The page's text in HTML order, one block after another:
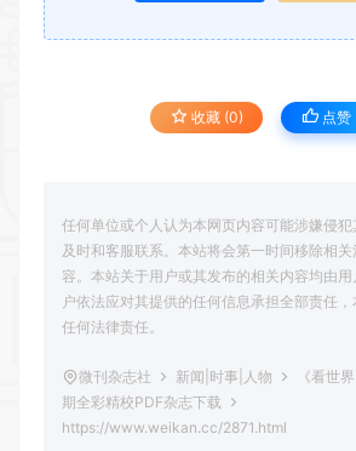
收藏 (0) 点赞
任何单位或个人认为本网页内容可能涉嫌侵
及时和客服联系。本站将会第一时间移除相
容。本站关于用户或其发布的相关内容均由
户依法应对其提供的任何信息承担全部责任
任何法律责任。
微刊杂志社 新闻|时事|人物
《看世
期全彩精校PDF杂志下载
https://www.weikan.cc/2871.html